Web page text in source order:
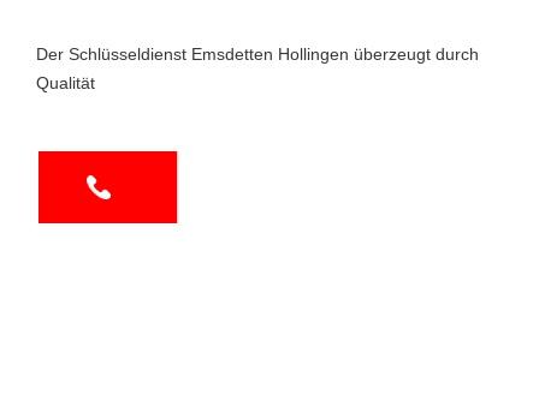
Der Schlüsseldienst Emsdetten Hollingen überzeugt durch
Qualität